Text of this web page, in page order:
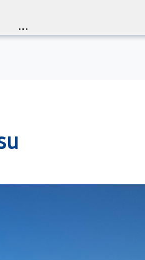
...